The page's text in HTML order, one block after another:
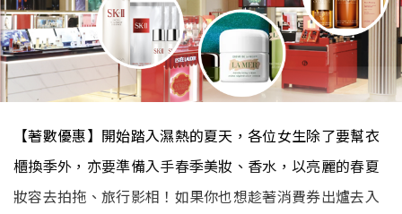
【著數優惠】開始踏入濕熱的夏天，各位女生除了要幫衣
櫃換季外，亦要準備入手春季美妝、香水，以亮麗的春夏
妝容去拍拖、旅行影相！如果你也想趁著消費券出爐去入